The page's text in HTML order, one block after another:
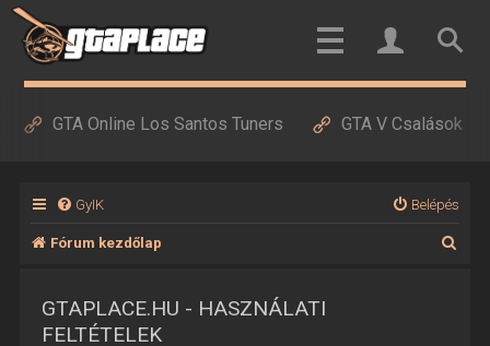
GTA Online Los Santos Tuners GTA V Csalások
GyIK Belépés
Fórum kezdőlap
GTAPLACE.HU - HASZNÁLATI
FELTÉTELEK